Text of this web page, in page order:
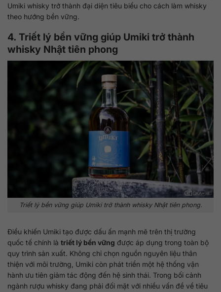
Umiki whisky trở thành đại diện tiêu biểu cho cách làm whisky
theo hướng bền vững.
4. Triết lý bền vững giúp Umiki trở thành
whisky Nhật tiên phong
Triết lý bền vững giúp Umiki trở thành whisky Nhật tiên phong.
Điều khiến Umiki tạo được dấu ấn mạnh mẽ trên thị trường
quốc tế chính là triết lý bền vững được áp dụng trong toàn bộ
quy trình sản xuất. Không chỉ chọn nguồn nguyên liệu thân
thiện với môi trường, Umiki còn phát triển một hệ thống vận
hành ưu tiên giảm tác động đến hệ sinh thái. Trong bối cảnh
ngành rượu whisky đang phải đối mặt với nhiều vấn đề về tiêu